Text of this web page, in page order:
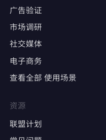
账户操作
确保每个广告账户
发审核
广告效果测试
精准定位特定地
广告验证
市场调研
社交媒体
电子商务
查看全部 使用场景
资源
联盟计划